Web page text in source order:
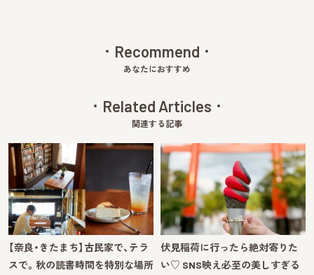
Recommend
あなたにおすすめ
Related Articles
関連する記事
【奈良・きたまち】古民家で、テラ
スで。秋の読書時間を特別な場所
伏見稲荷に行ったら絶対寄りた
い♡ SNS映え必至の美しすぎる